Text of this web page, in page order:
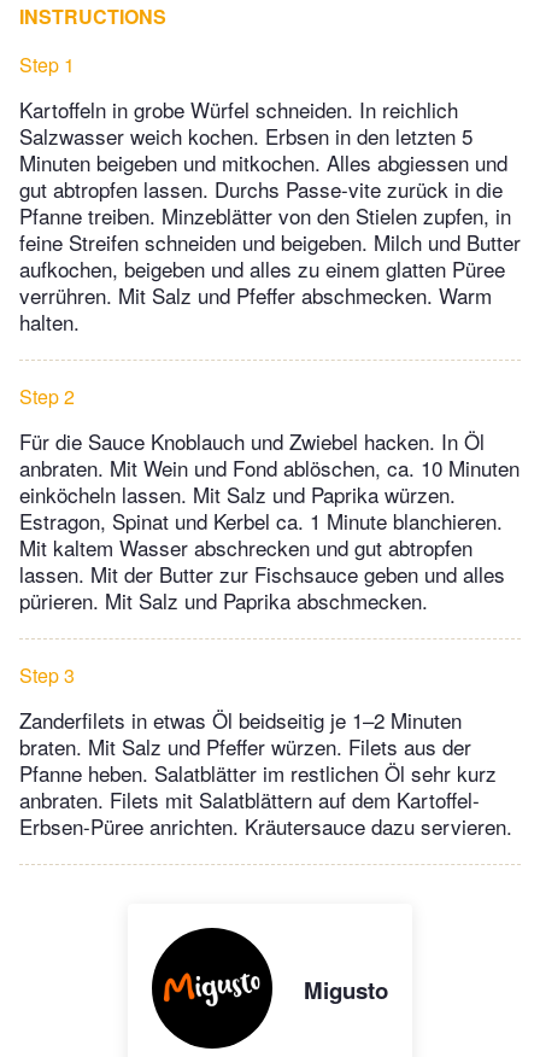
INSTRUCTIONS
Step 1
Kartoffeln in grobe Würfel schneiden. In reichlich
Salzwasser weich kochen. Erbsen in den letzten 5
Minuten beigeben und mitkochen. Alles abgiessen und
gut abtropfen lassen. Durchs Passe-vite zurück in die
Pfanne treiben. Minzeblätter von den Stielen zupfen, in
feine Streifen schneiden und beigeben. Milch und Butter
aufkochen, beigeben und alles zu einem glatten Püree
verrühren. Mit Salz und Pfeffer abschmecken. Warm
halten.
Step 2
Für die Sauce Knoblauch und Zwiebel hacken. In Öl
anbraten. Mit Wein und Fond ablöschen, ca. 10 Minuten
einköcheln lassen. Mit Salz und Paprika würzen.
Estragon, Spinat und Kerbel ca. 1 Minute blanchieren.
Mit kaltem Wasser abschrecken und gut abtropfen
lassen. Mit der Butter zur Fischsauce geben und alles
pürieren. Mit Salz und Paprika abschmecken.
Step 3
Zanderfilets in etwas Öl beidseitig je 1–2 Minuten
braten. Mit Salz und Pfeffer würzen. Filets aus der
Pfanne heben. Salatblätter im restlichen Öl sehr kurz
anbraten. Filets mit Salatblättern auf dem Kartoffel-
Erbsen-Püree anrichten. Kräutersauce dazu servieren.
Migusto